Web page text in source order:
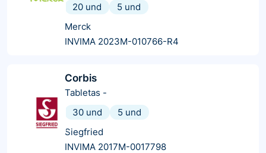
20 und
5 und
Merck
INVIMA 2023M-010766-R4
Corbis
Tabletas -
30 und
5 und
Siegfried
INVIMA 2017M-0017798